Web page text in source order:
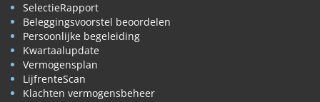
SelectieRapport
Beleggingsvoorstel beoordelen
Persoonlijke begeleiding
Kwartaalupdate
Vermogensplan
LijfrenteScan
Klachten vermogensbeheer